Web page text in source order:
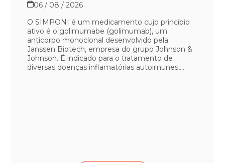
06 / 08 / 2026
O SIMPONI é um medicamento cujo princípio
ativo é o golimumabe (golimumab), um
anticorpo monoclonal desenvolvido pela
Janssen Biotech, empresa do grupo Johnson &
Johnson. É indicado para o tratamento de
diversas doenças inflamatórias autoimunes,...